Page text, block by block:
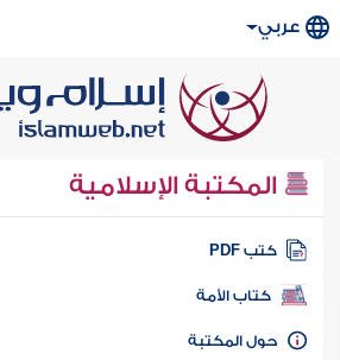
عربي
المكتبة الإسلامية
كتب PDF
كتاب الأمة